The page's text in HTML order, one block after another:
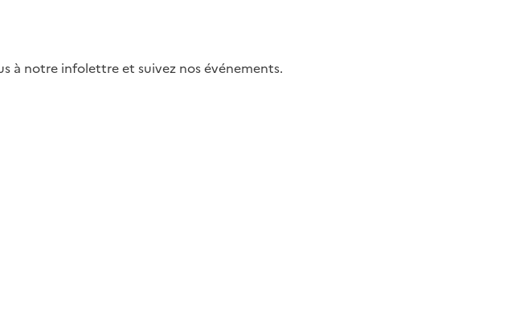
à notre infolettre et suivez nos événements.